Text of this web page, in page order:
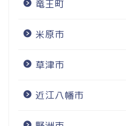
竜王町
米原市
草津市
近江八幡市